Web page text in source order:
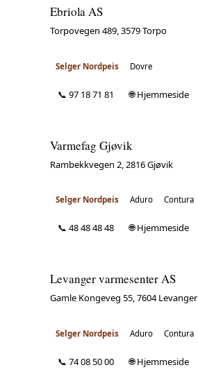
Ebriola AS
Torpovegen 489, 3579 Torpo
Selger Nordpeis Dovre
📞 97 18 71 81 🌐 Hjemmeside
Varmefag Gjøvik
Rambekkvegen 2, 2816 Gjøvik
Selger Nordpeis Aduro Contura
📞 48 48 48 48 🌐 Hjemmeside
Levanger varmesenter AS
Gamle Kongeveg 55, 7604 Levanger
Selger Nordpeis Aduro Contura
📞 74 08 50 00 🌐 Hjemmeside